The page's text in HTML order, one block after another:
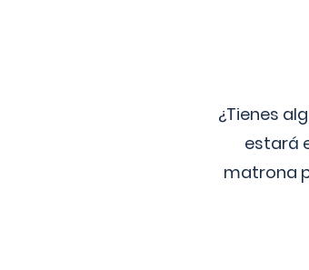
¿Tienes
estará
matrona